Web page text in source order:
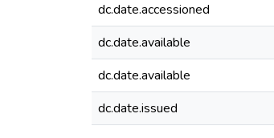
dc.date.accessioned
dc.date.available
dc.date.available
dc.date.issued